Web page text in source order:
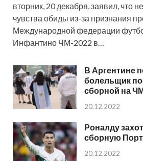
вторник, 20 декабря, заявил, что
чувства обиды из-за признания
Международной федерации
Инфантино ЧМ-2022 в…
В Аргентине
болельщик
сборной на
20.12.2022
Роналду
сборную
20.12.2022